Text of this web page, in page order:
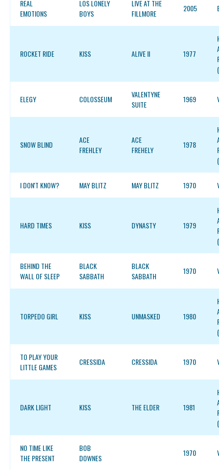
REAL
EMOTIONS
LOS LONELY
BOYS
LIVE AT THE
FILLMORE
2005
ROCKET RIDE KISS ALIVE II 1977
ELEGY COLOSSEUM
VALENTYNE
SUITE
1969
SNOW BLIND
ACE
FREHLEY
ACE
FREHELY
1978
I DON'T KNOW? MAY BLITZ MAY BLITZ 1970
HARD TIMES KISS DYNASTY 1979
BEHIND THE
WALL OF SLEEP
BLACK
SABBATH
BLACK
SABBATH
1970
TORPEDO GIRL KISS UNMASKED 1980
TO PLAY YOUR
LITTLE GAMES
CRESSIDA CRESSIDA 1970
DARK LIGHT KISS THE ELDER 1981
NO TIME LIKE
THE PRESENT
BOB
DOWNES
1970